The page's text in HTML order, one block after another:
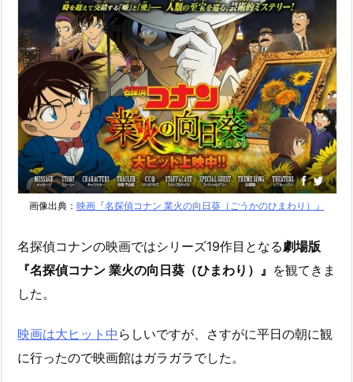
画像出典： 映画『名探偵コナン 業火の向日葵（ごうかのひまわり）』
名探偵コナンの映画ではシリーズ19作目となる劇場版
『名探偵コナン 業火の向日葵（ひまわり）』 を観てきま
した。
映画は大ヒット中 らしいですが、さすがに平日の朝に観
に行ったので映画館はガラガラでした。